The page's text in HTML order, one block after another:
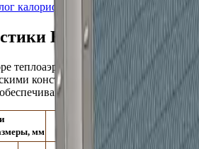
калориферов КППС
КППС 1364x1364
теплоаэродинамические
конструктивными константами:
наименьшее
мм
Площадь
теплообмена, м